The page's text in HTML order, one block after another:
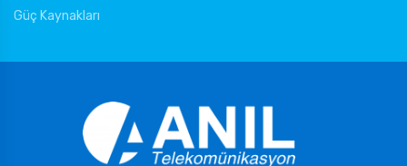
Güç Kaynakları